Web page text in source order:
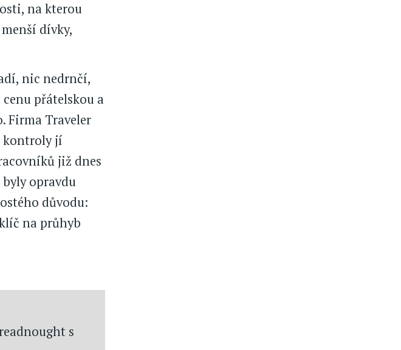
na kterou
dívky,
nic nedrnčí,
přátelskou a
Firma Traveler
kontroly jí
již dnes
opravdu
důvodu:
na průhyb
s